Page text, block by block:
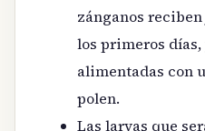
zánganos
los primeros días,
alimentadas con
polen.
Las larvas que